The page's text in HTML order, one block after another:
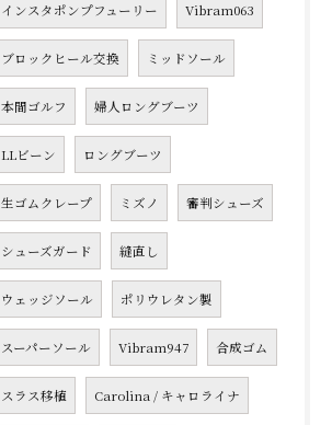
インスタポンプフューリー Vibram063
ブロックヒール交換 ミッドソール
本間ゴルフ 婦人ロングブーツ
LLビーン ロングブーツ
生ゴムクレープ ミズノ 審判シューズ
シューズガード 縫直し
ウェッジソール ポリウレタン製
スーパーソール Vibram947 合成ゴム
スラス移植 Carolina / キャロライナ